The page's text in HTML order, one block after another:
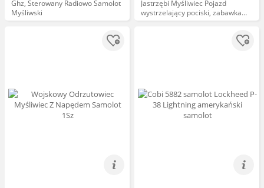
Ghz, Sterowany Radiowo Samolot
Myśliwski
Jastrzębi Myśliwiec Pojazd
wystrzelający pociski, zabawka
kolekcjonerska MOTU dla dzieci